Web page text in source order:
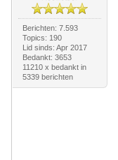
Berichten: 7.593
Topics: 190
Lid sinds: Apr 2017
Bedankt: 3653
11210 x bedankt in
5339 berichten